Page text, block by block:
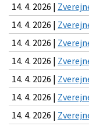
14. 4. 2026 |
14. 4. 2026 |
14. 4. 2026 |
14. 4. 2026 |
14. 4. 2026 |
14. 4. 2026 |
14. 4. 2026 |